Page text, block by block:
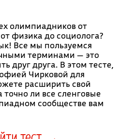
олимпиадников от
физика до социолога?
Все мы пользуемся
терминами — это
друг друга. В этом тесте,
Чирковой для
расширить свой
точно ли все сленговые
сообществе вам